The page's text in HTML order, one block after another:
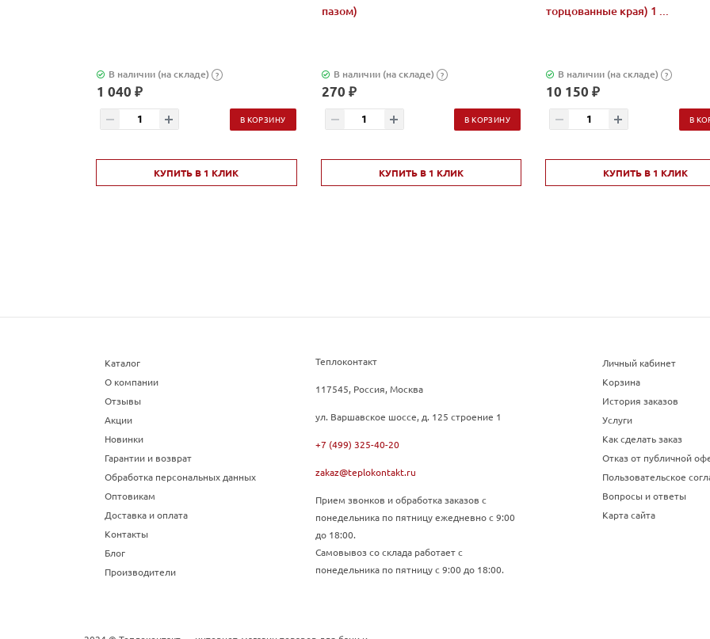
В наличии (на складе) ?
1 040 ₽
В КОРЗИНУ
КУПИТЬ В 1 КЛИК
пазом)
В наличии (на складе) ?
270 ₽
В КОРЗИНУ
КУПИТЬ В 1 КЛИК
торцованные края) 1 ...
В наличии (на складе) ?
10 150 ₽
В
КУПИТЬ В 1 КЛИК
Каталог
О компании
Отзывы
Акции
Новинки
Гарантии и возврат
Обработка персональных данных
Оптовикам
Доставка и оплата
Контакты
Блог
Производители
Теплоконтакт
117545, Россия, Москва
ул. Варшавское шоссе, д. 125 строение 1
+7 (499) 325-40-20
zakaz@teplokontakt.ru
Прием звонков и обработка заказов с
понедельника по пятницу ежедневно с 9:00
до 18:00.
Самовывоз со склада работает с
понедельника по пятницу с 9:00 до 18:00.
Личный кабинет
Корзина
История заказов
Услуги
Как сделать заказ
Отказ от публичной
Пользовательское
Вопросы и ответы
Карта сайта